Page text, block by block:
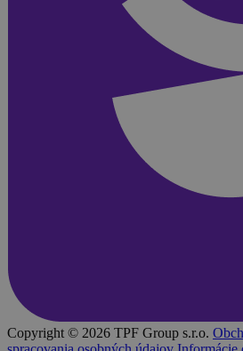
Copyright © 2026 TPF Group s.r.o.